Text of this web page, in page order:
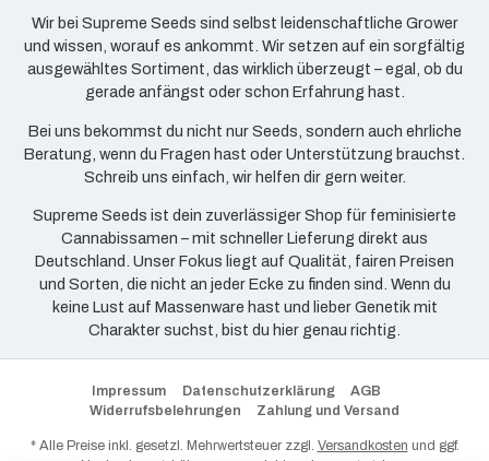
Wir bei Supreme Seeds sind selbst leidenschaftliche Grower
und wissen, worauf es ankommt. Wir setzen auf ein sorgfältig
ausgewähltes Sortiment, das wirklich überzeugt – egal, ob du
gerade anfängst oder schon Erfahrung hast.
Bei uns bekommst du nicht nur Seeds, sondern auch ehrliche
Beratung, wenn du Fragen hast oder Unterstützung brauchst.
Schreib uns einfach, wir helfen dir gern weiter.
Supreme Seeds ist dein zuverlässiger Shop für feminisierte
Cannabissamen – mit schneller Lieferung direkt aus
Deutschland. Unser Fokus liegt auf Qualität, fairen Preisen
und Sorten, die nicht an jeder Ecke zu finden sind. Wenn du
keine Lust auf Massenware hast und lieber Genetik mit
Charakter suchst, bist du hier genau richtig.
Impressum Datenschutzerklärung
AGB
Widerrufsbelehrungen
Zahlung und Versand
* Alle Preise inkl. gesetzl. Mehrwertsteuer zzgl. Versandkosten und ggf.